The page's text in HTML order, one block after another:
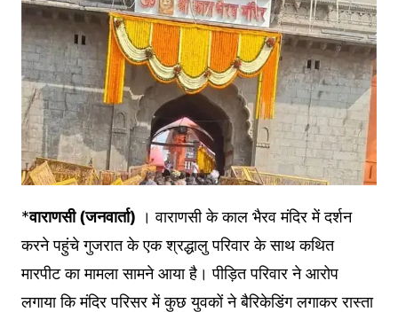
*वाराणसी (जनवार्ता) । वाराणसी के काल भैरव मंदिर में दर्शन
करने पहुंचे गुजरात के एक श्रद्धालु परिवार के साथ कथित
मारपीट का मामला सामने आया है। पीड़ित परिवार ने आरोप
लगाया कि मंदिर परिसर में कुछ युवकों ने बैरिकेडिंग लगाकर रास्ता